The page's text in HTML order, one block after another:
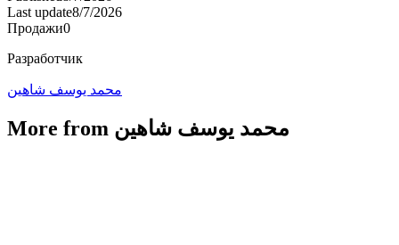
Last update8/7/2026
Продажи0
Разработчик
محمد يوسف شاهين
More from محمد يوسف شاهين